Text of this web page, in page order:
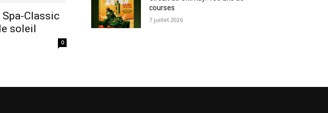
Classic
soleil
0
courses
7 juillet 2026